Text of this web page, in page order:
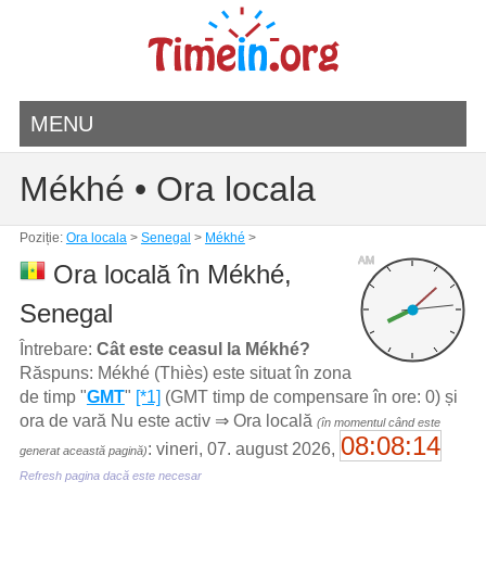
MENU
Mékhé • Ora locala
Poziție: Ora locala> Senegal > Mékhé >
AM
Ora locală în Mékhé,
Senegal
Întrebare: Cât este ceasul la Mékhé?
Răspuns: Mékhé (Thiès) este situat în zona
de timp "GMT" [*1] (GMT timp de compensare în ore: 0) și
ora de vară Nu este activ ⇒ Ora locală (în momentul când este
generat această pagină): vineri, 07. august 2026, 08:08:14
Refresh pagina dacă este necesar